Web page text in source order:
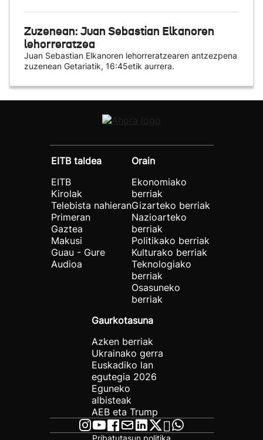
Zuzenean: Juan Sebastian Elkanoren
lehorreratzea
Juan Sebastian Elkanoren lehorreratzearen antzezpena
zuzenean Getariatik, 16:45etik aurrera.
EITB taldea
EITB
Kirolak
Telebista nahieran
Primeran
Gaztea
Makusi
Guau - Gure
Audioa
Orain
Ekonomiako
berriak
Gizarteko berriak
Nazioarteko
berriak
Politikako berriak
Kulturako berriak
Teknologiako
berriak
Osasuneko
berriak
Gaurkotasuna
Azken berriak
Ukrainako gerra
Euskadiko lan
egutegia 2026
Eguneko
albisteak
AEB eta Trump
Pribatutasun politika